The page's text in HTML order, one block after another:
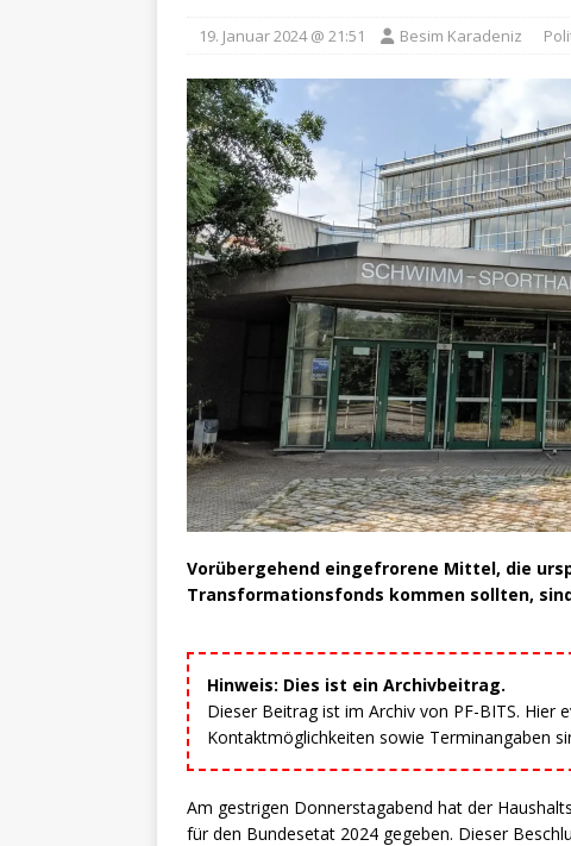
19. Januar 2024 @ 21:51 Besim Karadeniz
Vorübergehend eingefrorene Mittel, die
Transformationsfonds kommen sollten,
Hinweis: Dies ist ein Archivbeitrag.
Dieser Beitrag ist im Archiv von PF-BITS. Hier
Kontaktmöglichkeiten sowie Terminangaben
Am gestrigen Donnerstagabend hat der
für den Bundesetat 2024 gegeben. Dieser